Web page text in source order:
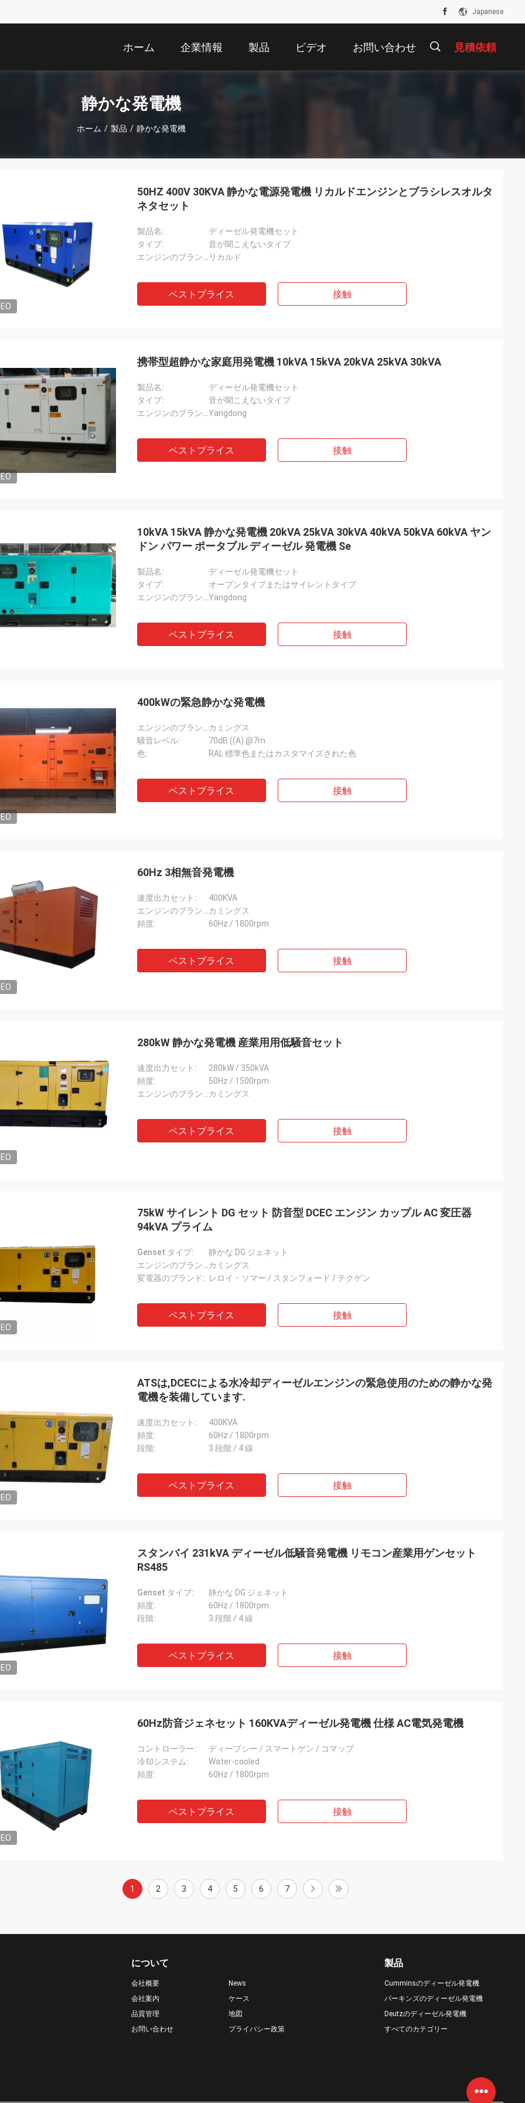
Japanese
ホーム 企業情報 製品 ビデオ お問い合わせ 見積依頼
静かな発電機
ホーム / 製品 / 静かな発電機
チャールズ・S
テクゲン発電機の性能と信頼性は
います事業の円滑な運営を保証す
,あなたのチームのプロフェッショ
50HZ 400V 30KVA 静かな電源発電機 リカルドエンジンとブラシレスオルタ
ネタセット
製品名:
ディーゼル発電機セット
タイプ:
音が聞こえないタイプ
エンジンのブランド: リカルド
ベストプライス 接触
携帯型超静かな家庭用発電機 10kVA 15kVA 20kVA 25kVA 30kVA
製品名:
ディーゼル発電機セット
タイプ:
音が聞こえないタイプ
エンジンのブランド:Yangdong
ベストプライス 接触
10kVA 15kVA 静かな発電機 20kVA 25kVA 30kVA 40kVA 50kVA 60kVA ヤン
ドン パワー ポータブル ディーゼル 発電機 Se
製品名:
ディーゼル発電機セット
タイプ:
オープンタイプまたはサイレントタイプ
エンジンのブランド:Yangdong
ベストプライス 接触
400kWの緊急静かな発電機
エンジンのブランド:カミングス
騒音レベル:
70dB ((A) @7m
色:
RAL 標準色またはカスタマイズされた色
ベストプライス 接触
60Hz 3相無音発電機
速度出力セット:
400KVA
エンジンのブランド:カミングス
頻度:
60Hz / 1800rpm
ベストプライス 接触
280kW 静かな発電機 産業用用低騒音セット
速度出力セット:
280kW / 350kVA
頻度:
50Hz / 1500rpm
エンジンのブランド:カミングス
ベストプライス 接触
75kW サイレント DG セット 防音型 DCEC エンジン カップル AC 変圧器
94kVA プライム
Genset タイプ:
静かな DG ジェネット
エンジンのブランド:カミングス
変電器のブランド: レロイ・ソマー / スタンフォード / テクゲン
ベストプライス 接触
ATSは,DCECによる水冷却ディーゼルエンジンの緊急使用のための静かな発
電機を装備しています.
速度出力セット:
400KVA
頻度:
60Hz / 1800rpm
段階:
3 段階 / 4 線
ベストプライス 接触
スタンバイ 231kVA ディーゼル低騒音発電機 リモコン産業用ゲンセット
RS485
Genset タイプ:
静かな DG ジェネット
頻度:
60Hz / 1800rpm
段階:
3 段階 / 4 線
ベストプライス 接触
60Hz防音ジェネセット 160KVAディーゼル発電機 仕様 AC電気発電機
コントローラー:
ディープシー / スマートゲン / コマップ
冷却システム:
Water-cooled
頻度:
60Hz / 1800rpm
ベストプライス 接触
1 2 3 4 5 6 7
について
会社概要
会社案内
品質管理
お問い合わせ
News
ケース
地図
プライバシー政策
製品
Cumminsのディーゼル発電機
パーキンズのディーゼル発電機
Deutzのディーゼル発電機
すべてのカテゴリー